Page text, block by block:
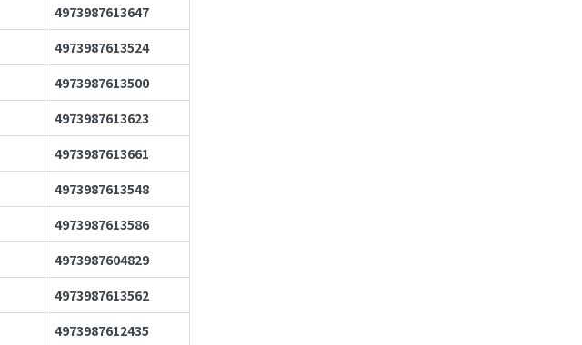
4973987613647
4973987613524
4973987613500
4973987613623
4973987613661
4973987613548
4973987613586
4973987604829
4973987613562
4973987612435